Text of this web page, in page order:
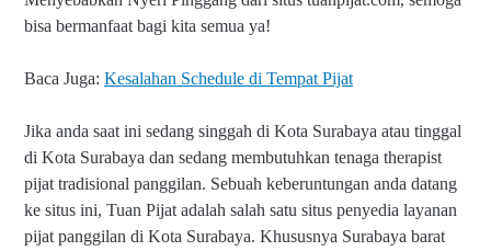
bisa bermanfaat bagi kita semua ya!
Baca Juga: Kesalahan Schedule di Tempat Pijat
Jika anda saat ini sedang singgah di Kota Surabaya atau tinggal
di Kota Surabaya dan sedang membutuhkan tenaga therapist
pijat tradisional panggilan. Sebuah keberuntungan anda datang
ke situs ini, Tuan Pijat adalah salah satu situs penyedia layanan
pijat panggilan di Kota Surabaya. Khususnya Surabaya barat